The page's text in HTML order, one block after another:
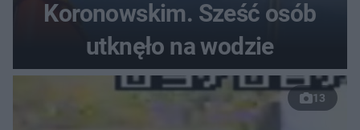
Koronowskim. Sześć osób
utknęło na wodzie
13